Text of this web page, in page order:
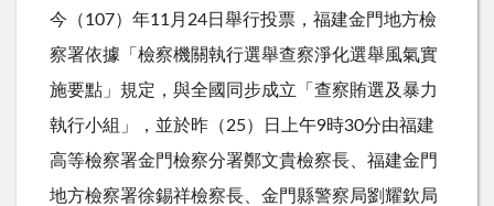
今（107）年11月24日舉行投票，福建金門地方檢
察署依據「檢察機關執行選舉查察淨化選舉風氣實
施要點」規定，與全國同步成立「查察賄選及暴力
執行小組」，並於昨（25）日上午9時30分由福建
高等檢察署金門檢察分署鄭文貴檢察長、福建金門
地方檢察署徐錫祥檢察長、金門縣警察局劉耀欽局